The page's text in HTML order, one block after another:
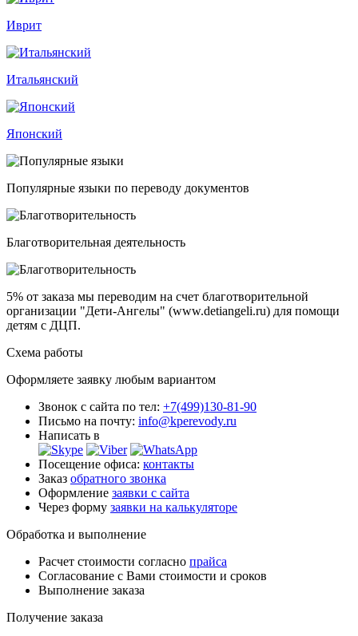
Иврит
Итальянский
Японский
Популярные языки по переводу документов
Благотворительная деятельность
5% от заказа мы переводим на счет благотворительной
организации "Дети-Ангелы" (www.detiangeli.ru) для помощи
детям с ДЦП.
Схема работы
Оформляете заявку любым вариантом
Звонок с сайта по тел: +7(499)130-81-90
Письмо на почту: info@kperevody.ru
Написать в
Посещение офиса: контакты
Заказ обратного звонка
Оформление заявки с сайта
Через форму заявки на калькуляторе
Обработка и выполнение
Расчет стоимости согласно прайса
Согласование с Вами стоимости и сроков
Выполнение заказа
Получение заказа